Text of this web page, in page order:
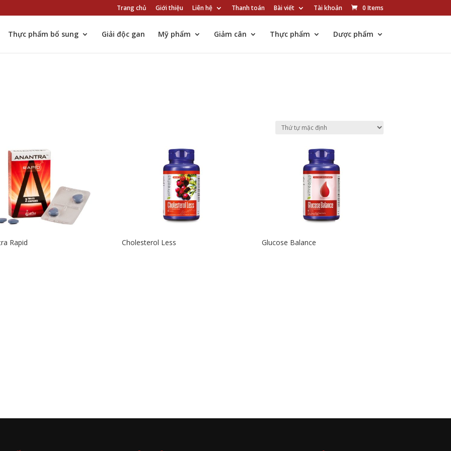
Trang chủ Giới thiệu Liên hệ Thanh toán Bài viết Tài khoản 0 Items
Thực phẩm bổ sung Giải độc gan Mỹ phẩm Giảm cân Thực phẩm Dược phẩm
Rapid Cholesterol Less Glucose Balance